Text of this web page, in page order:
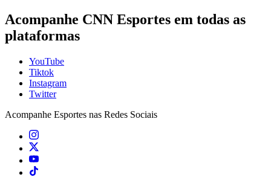
Acompanhe CNN Esportes em todas as
plataformas
YouTube
Tiktok
Instagram
Twitter
Acompanhe Esportes nas Redes Sociais